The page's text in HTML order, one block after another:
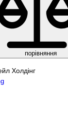
порівняння
Холдінг